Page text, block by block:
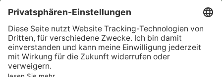
AGB
Informationen nach Data
Act
Verträge hier kündigen
Impressum